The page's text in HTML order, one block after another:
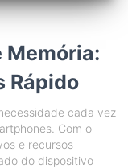
Memória:
Rápido
cada vez
Com o
e recursos
do dispositivo